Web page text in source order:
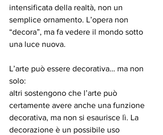
intensificata della realtà, non un
semplice ornamento. L’opera non
“decora”, ma fa vedere il mondo sotto
una luce nuova.
⁠L’arte può essere decorativa… ma non
solo:
altri sostengono che l’arte può
certamente avere anche una funzione
decorativa, ma non si esaurisce lì. La
decorazione è un possibile uso